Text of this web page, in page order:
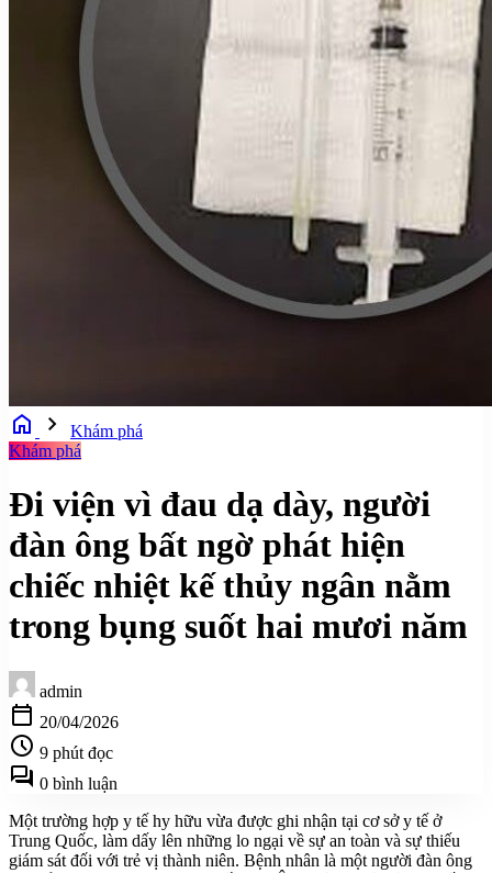
home chevron_right
Khám phá
Khám phá
Đi viện vì đau dạ dày, người
đàn ông bất ngờ phát hiện
chiếc nhiệt kế thủy ngân nằm
trong bụng suốt hai mươi năm
admin
calendar_today 20/04/2026
schedule 9 phút đọc
forum 0 bình luận
Một trường hợp y tế hy hữu vừa được ghi nhận tại cơ sở y tế ở
Trung Quốc, làm dấy lên những lo ngại về sự an toàn và sự thiếu
giám sát đối với trẻ vị thành niên. Bệnh nhân là một người đàn ông